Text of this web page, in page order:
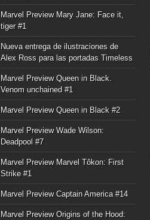
Marvel Preview Mary Jane: Face it,
tiger #1
Nueva entrega de ilustraciones de
Alex Ross para las portadas Timeless
Marvel Preview Queen in Black.
Venom unchained #1
Marvel Preview Queen in Black #2
Marvel Preview Wade Wilson:
Deadpool #7
Marvel Preview Marvel Tôkon: First
Strike #1
Marvel Preview Captain America #14
Marvel Preview Origins of the Hood: